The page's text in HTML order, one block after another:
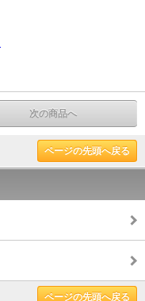
次の商品へ
ページの先頭へ戻る
ページの先頭へ戻る